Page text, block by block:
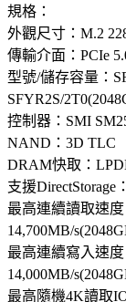
規格：
外觀尺寸：M.2
傳輸介面：PCIe
型號/儲存容量：
SFYR2S/
控制器：SMI
NAND：3D TLC
DRAM快取：
支援DirectStorage
最高連續讀取速度
14,700MB/
最高連續寫入速度
14,000MB/
最高隨機4K讀取